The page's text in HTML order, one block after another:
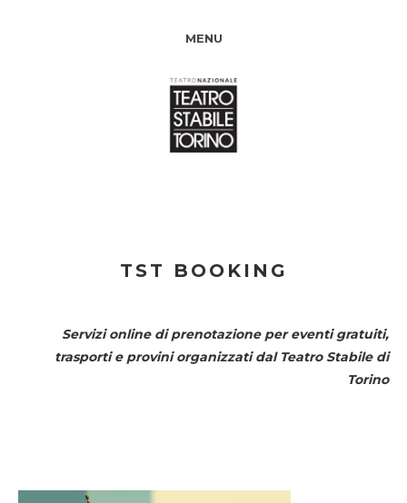
MENU
TST BOOKING
Servizi online di prenotazione per eventi gratuiti,
trasporti e provini organizzati dal Teatro Stabile di
Torino